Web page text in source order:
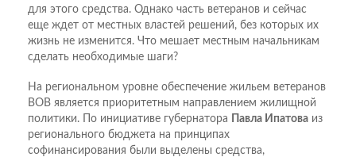
для этого средства. Однако часть ветеранов и сейчас
еще ждет от местных властей решений, без которых их
жизнь не изменится. Что мешает местным начальникам
сделать необходимые шаги?
На региональном уровне обеспечение жильем ветеранов
ВОВ является приоритетным направлением жилищной
политики. По инициативе губернатора Павла Ипатова из
регионального бюджета на принципах
софинансирования были выделены средства,